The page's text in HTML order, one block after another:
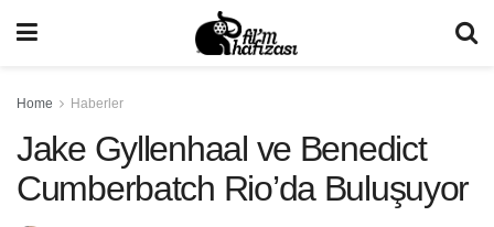
Home Haberler
Jake Gyllenhaal ve Benedict
Cumberbatch Rio’da Buluşuyor